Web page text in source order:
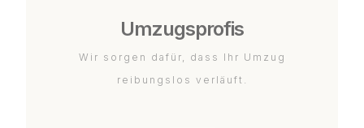
Umzugsprofis
Wir sorgen dafür, dass Ihr Umzug
reibungslos verläuft.